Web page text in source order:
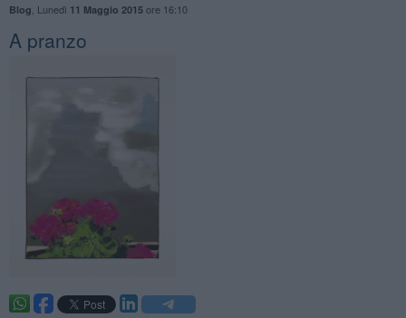
Blog Lunedì 11 Maggio 2015ore 16:10
A pranzo